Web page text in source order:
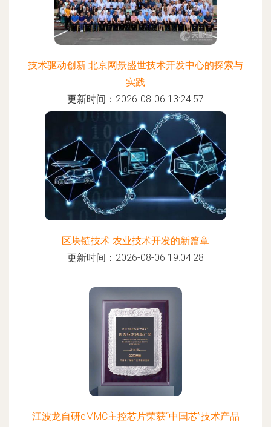
技术驱动创新 北京网景盛世技术开发中心的探索与
实践
更新时间：2026-08-06 13:24:57
区块链技术 农业技术开发的新篇章
更新时间：2026-08-06 19:04:28
江波龙自研eMMC主控芯片荣获“中国芯”技术产品